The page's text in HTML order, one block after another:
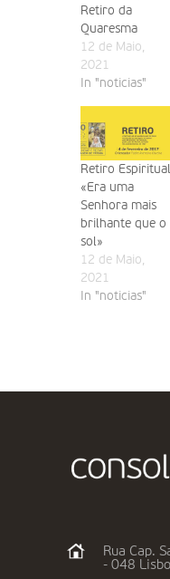
Retiro da
Quaresma
12 de Maio,
2021
In "noticias"
Retiro
«Era uma
Senhora mais
brilhante que o
sol»
12 de Maio,
2021
In "noticias"
Rua Cap.
- 048